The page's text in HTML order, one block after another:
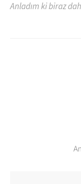
Anladım ki biraz